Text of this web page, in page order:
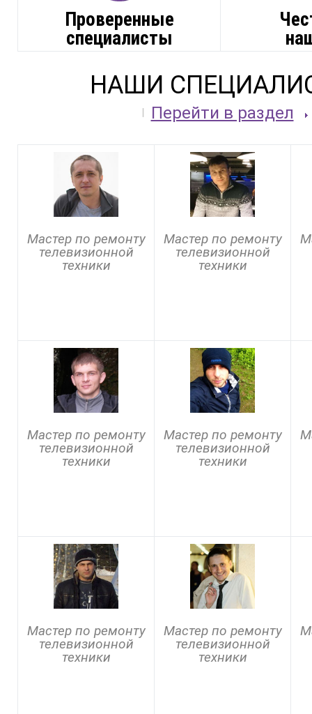
Проверенные
специалисты
НАШИ
Перейти в раздел
Мастер по ремонту
телевизионной
техники
Мастер по ремонту
телевизионной
техники
Мастер по ремонту
телевизионной
техники
Мастер по ремонту
телевизионной
техники
Мастер по ремонту
телевизионной
техники
Мастер по ремонту
телевизионной
техники